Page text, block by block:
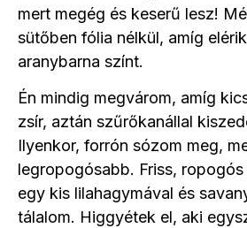
mert megég és keserű lesz!
sütőben fólia nélkül, amíg
aranybarna színt.
Én mindig megvárom, amíg
zsír, aztán szűrőkanállal
Ilyenkor, forrón sózom meg,
legropogósabb. Friss, ropogós
egy kis lilahagymával és
tálalom. Higgyétek el, aki